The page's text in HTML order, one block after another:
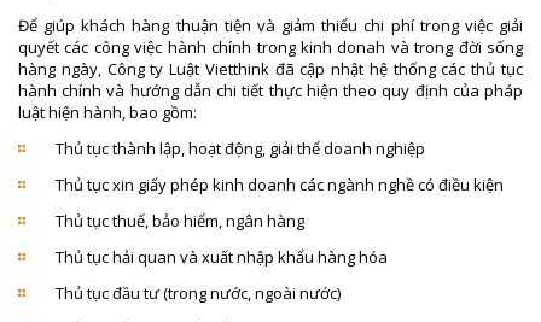
Để giúp khách hàng thuận tiện và giảm thiểu chi phí trong việc giải
quyết các công việc hành chính trong kinh donah và trong đời sống
hàng ngày, Công ty Luật Vietthink đã cập nhật hệ thống các thủ tục
hành chính và hướng dẫn chi tiết thực hiện theo quy định của pháp
luật hiện hành, bao gồm:
Thủ tục thành lập, hoạt động, giải thể doanh nghiệp
Thủ tục xin giấy phép kinh doanh các ngành nghề có điều kiện
Thủ tục thuế, bảo hiểm, ngân hàng
Thủ tục hải quan và xuất nhập khẩu hàng hóa
Thủ tục đầu tư (trong nước, ngoài nước)